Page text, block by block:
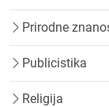
Prirodne
Publicistika
Religija